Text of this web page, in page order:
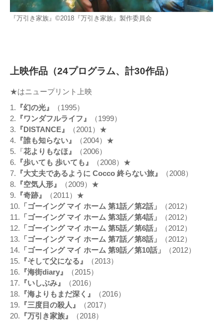
『万引き家族』©2018『万引き家族』製作委員会
上映作品（24プログラム、計30作品）
★はニュープリント上映
1. 『幻の光』
（1995）
2. 『ワンダフルライフ』
（1999）
3. 『DISTANCE』
（2001）★
4. 『誰も知らない』
（2004）★
5.『花よりもなほ』
（2006）
6. 『歩いても 歩いても』
（2008）★
7. 『大丈夫であるように Cocco 終らない旅』
（2008）
8. 『空気人形』
（2009）★
9. 『奇跡』
（2011）★
10. 「ゴーイング マイ ホーム 第1話／第2話」
（2012）
11. 「ゴーイング マイ ホーム 第3話／第4話」
（2012）
12. 「ゴーイング マイ ホーム 第5話／第6話」
（2012）
13. 「ゴーイング マイ ホーム 第7話／第8話」
（2012）
14. 「ゴーイング マイ ホーム 第9話／第10話」
（2012）
15. 『そして父になる』
（2013）
16. 『海街diary』
（2015）
17. 『いしぶみ』
（2016）
18. 『海よりもまだ深く』
（2016）
19. 『三度目の殺人』
（2017）
20. 『万引き家族』
（2018）